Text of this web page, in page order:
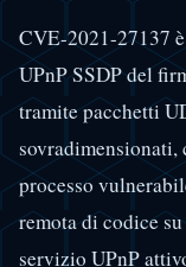
CVE-2021-27137
UPnP SSDP del
tramite pacchetti
sovradimensionati,
processo
remota di codice
servizio UPnP